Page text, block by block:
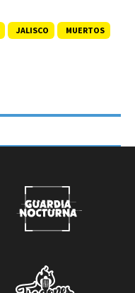
JALISCO
MUERTOS